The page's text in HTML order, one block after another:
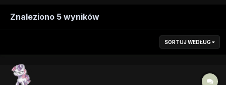
Znaleziono 5 wyników
SORTUJ WEDŁUG